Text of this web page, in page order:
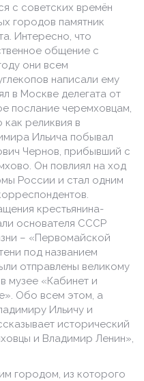
с советских времён
городов памятник
Интересно, что
общение с
они всем
написали ему
в Москве делегата от
послание черемховцам,
реликвия в
Ильича побывал
Чернов, прибывший с
Он повлиял на ход
России и стал одним
крестьянина-
основателя СССР
– «Первомайской
под названием
отправлены великому
музее «Кабинет и
Обо всем этом, а
Ильичу и
исторический
и Владимир Ленин»,
городом, из которого